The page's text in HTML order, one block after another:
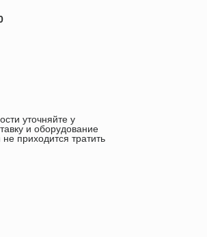
уточняйте у
и оборудование
приходится тратить